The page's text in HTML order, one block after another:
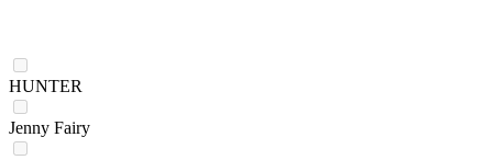
HUNTER
Jenny Fairy